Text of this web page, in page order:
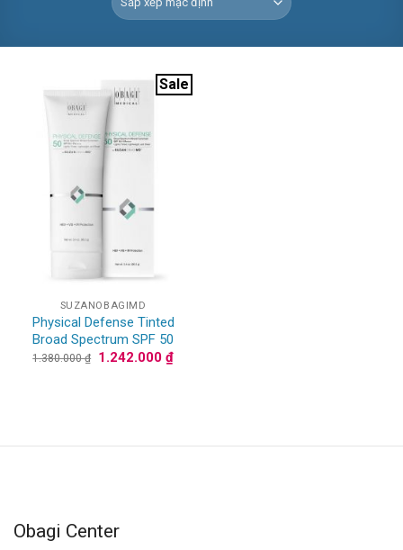
Sale
SUZANOBAGIMD
Physical Defense Tinted
Broad Spectrum SPF 50
1.380.000₫ Giá
1.242.000 ₫Giá
hiện
Obagi Center